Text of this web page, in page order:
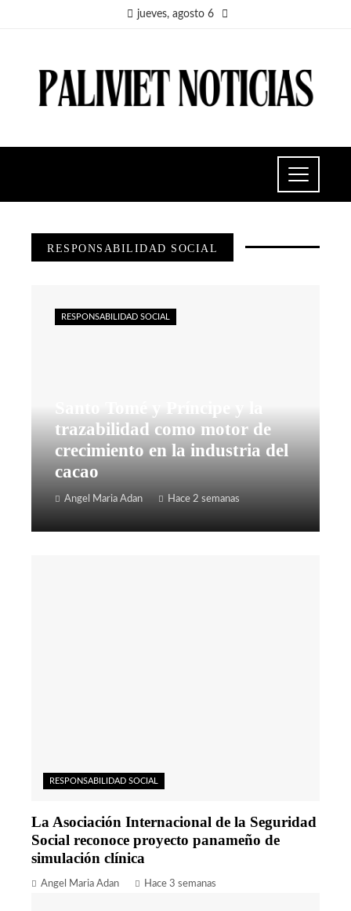
jueves, agosto 6
RESPONSABILIDAD SOCIAL
trazabilidad como motor de
crecimiento en la industria del
cacao
Angel Maria Adan Hace 2 semanas
RESPONSABILIDAD SOCIAL
RESPONSABILIDAD SOCIAL
La Asociación Internacional de la Seguridad
Social reconoce proyecto panameño de
simulación clínica
Angel Maria Adan Hace 3 semanas